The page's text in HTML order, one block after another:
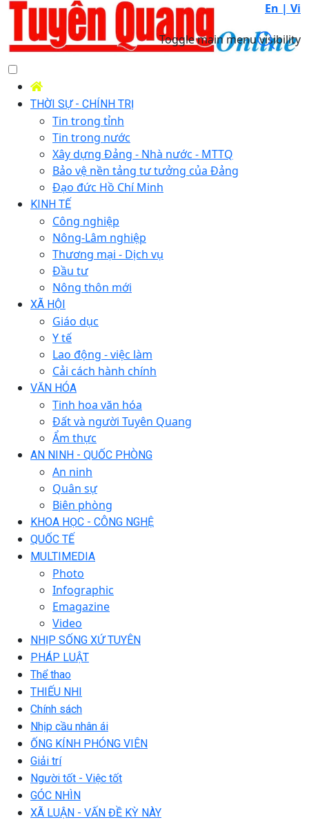
En | Vi
Toggle main menu visibility
THỜI SỰ - CHÍNH TRỊ
Tin trong tỉnh
Tin trong nước
Xây dựng Đảng - Nhà nước - MTTQ
Bảo vệ nền tảng tư tưởng của Đảng
Đạo đức Hồ Chí Minh
KINH TẾ
Công nghiệp
Nông-Lâm nghiệp
Thương mại - Dịch vụ
Đầu tư
Nông thôn mới
XÃ HỘI
Giáo dục
Y tế
Lao động - việc làm
Cải cách hành chính
VĂN HÓA
Tinh hoa văn hóa
Đất và người Tuyên Quang
Ẩm thực
AN NINH - QUỐC PHÒNG
An ninh
Quân sự
Biên phòng
KHOA HỌC - CÔNG NGHỆ
QUỐC TẾ
MULTIMEDIA
Photo
Infographic
Emagazine
Video
NHỊP SỐNG XỨ TUYÊN
PHÁP LUẬT
Thể thao
THIẾU NHI
Chính sách
Nhịp cầu nhân ái
ỐNG KÍNH PHÓNG VIÊN
Giải trí
Người tốt - Việc tốt
GÓC NHÌN
XÃ LUẬN - VẤN ĐỀ KỲ NÀY